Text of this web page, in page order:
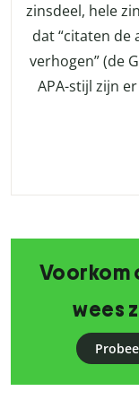
zinsdeel, hele
dat “citaten de
verhogen” (de
APA-stijl zijn
Voorkom
wees